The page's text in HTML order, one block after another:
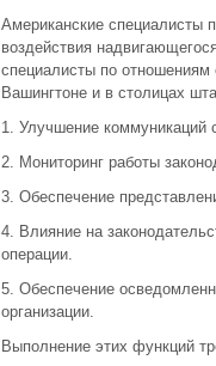
Американские специалисты
воздействия
специалисты по
Вашингтоне и в столицах
1. Улучшение коммуникаций
2. Мониторинг работы
3. Обеспечение
4. Влияние на
операции.
5. Обеспечение
организации.
Выполнение этих функций